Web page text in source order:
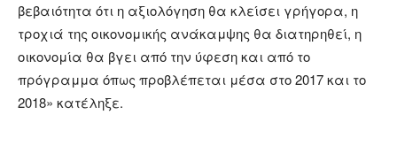
βεβαιότητα ότι η αξιολόγηση θα κλείσει γρήγορα, η
τροχιά της οικονομικής ανάκαμψης θα διατηρηθεί, η
οικονομία θα βγει από την ύφεση και από το
πρόγραμμα όπως προβλέπεται μέσα στο 2017 και το
2018» κατέληξε.